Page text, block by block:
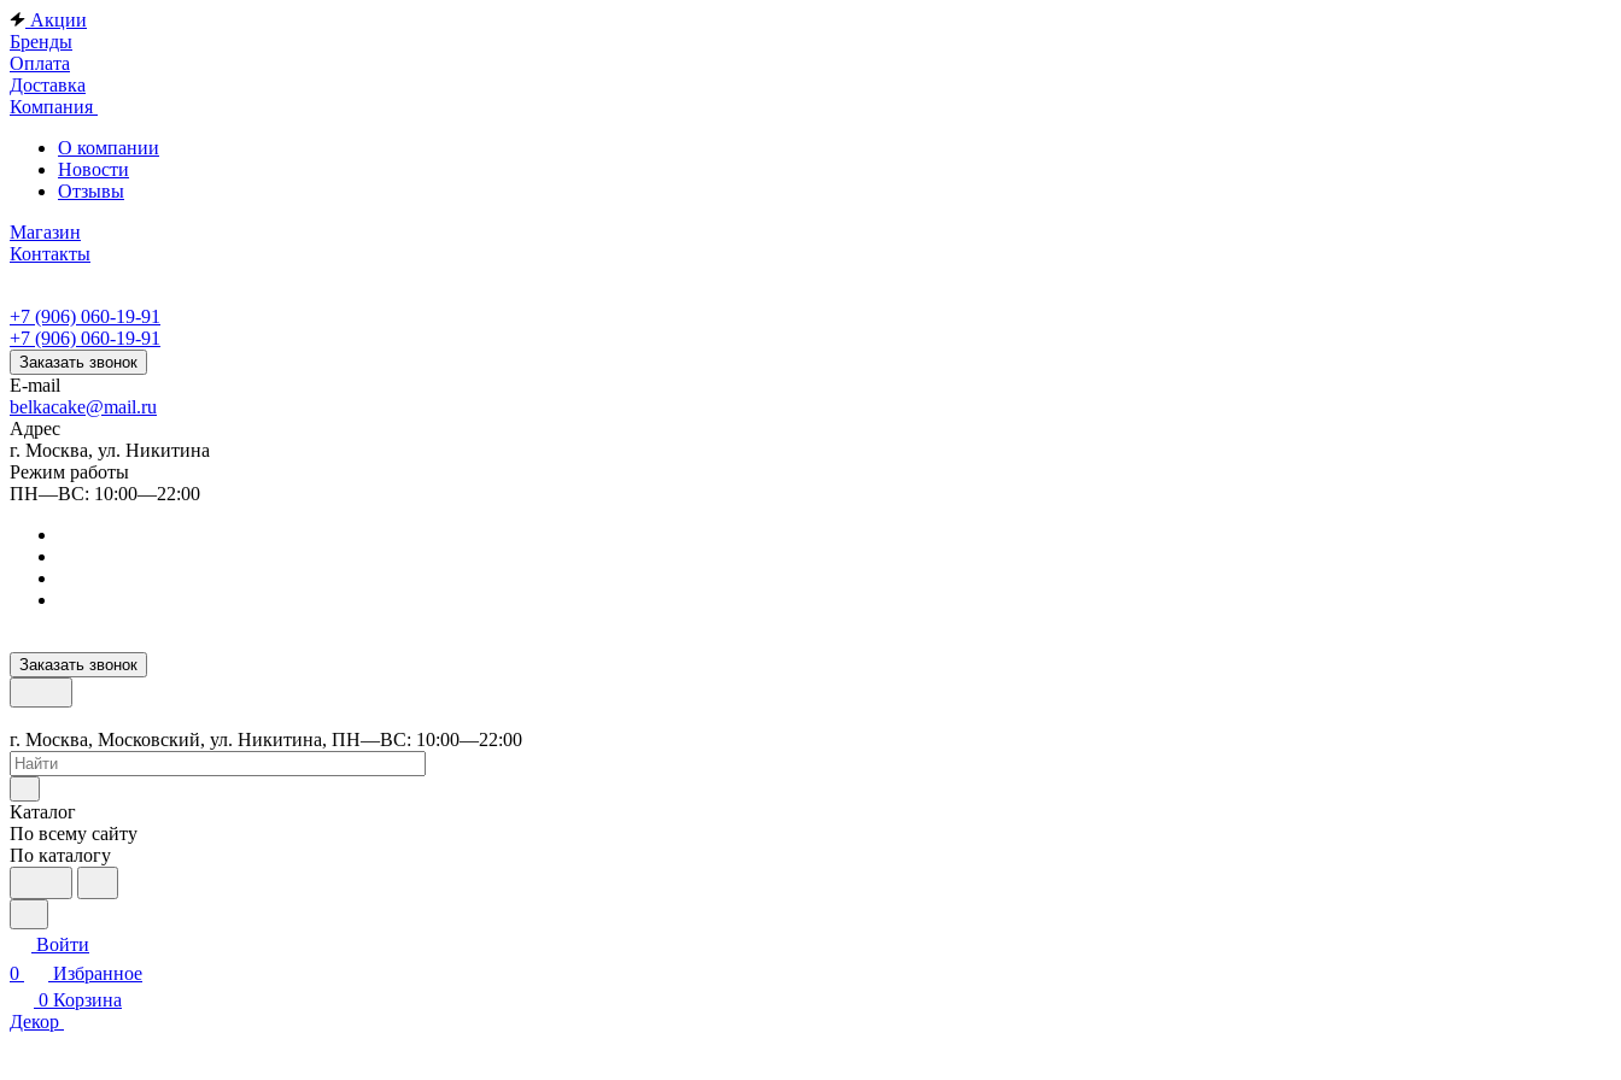
Акции
Бренды
Оплата
Доставка
Компания
О компании
Новости
Отзывы
Магазин
Контакты
+7 (906) 060-19-91
+7 (906) 060-19-91
Заказать звонок
E-mail
belkacake@mail.ru
Адрес
г. Москва, ул. Никитина
Режим работы
ПН—ВС: 10:00—22:00
Заказать звонок
г. Москва, Московский, ул. Никитина, ПН—ВС: 10:00—22:00
Каталог
По всему сайту
По каталогу
Войти
0
Избранное
0 Корзина
Декор